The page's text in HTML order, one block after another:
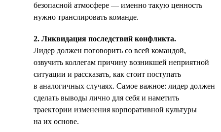
безопасной атмосфере — именно такую ценность
нужно транслировать команде.
2. Ликвидация последствий конфликта.
Лидер должен поговорить со всей командой,
озвучить коллегам причину возникшей неприятной
ситуации и рассказать, как стоит поступать
в аналогичных случаях. Самое важное: лидер должен
сделать выводы лично для себя и наметить
траектории изменения корпоративной культуры
на их основе.